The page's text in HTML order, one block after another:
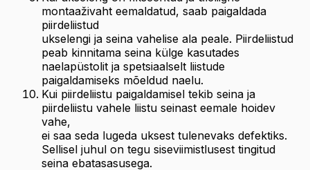
montaaživaht eemaldatud, saab paigaldada
piirdeliistud
ukselengi ja seina vahelise ala peale. Piirdeliistud
peab kinnitama seina külge kasutades
naelapüstolit ja spetsiaalselt liistude
paigaldamiseks mõeldud naelu.
Kui piirdeliistu paigaldamisel tekib seina ja
piirdeliistu vahele liistu seinast eemale hoidev
vahe,
ei saa seda lugeda uksest tulenevaks defektiks.
Sellisel juhul on tegu siseviimistlusest tingitud
seina ebatasasusega.